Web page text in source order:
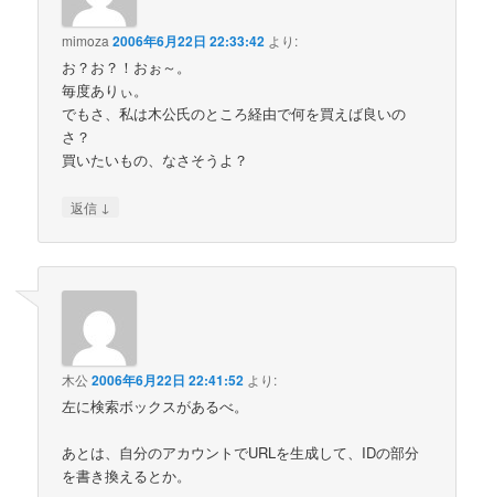
mimoza2006年6月22日 22:33:42 より:
お？お？！おぉ～。
毎度ありぃ。
でもさ、私は木公氏のところ経由で何を買えば良いの
さ？
買いたいもの、なさそうよ？
返信 ↓
木公2006年6月22日 22:41:52 より:
左に検索ボックスがあるべ。
あとは、自分のアカウントでURLを生成して、IDの部分
を書き換えるとか。